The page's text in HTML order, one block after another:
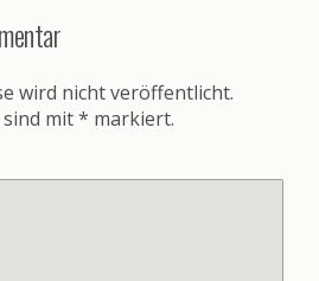
wird nicht veröffentlicht.
mit* markiert.